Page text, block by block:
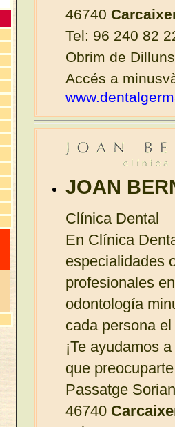
46740
Tel: 96 240 82
Obrim de
Accés a
JOAN
Clínica Dental
En Clínica
especialidades
profesionales
odontología
cada persona
¡Te ayudamos
que
Passatge
46740